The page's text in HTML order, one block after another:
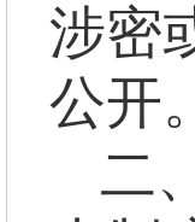
涉密
公开
二